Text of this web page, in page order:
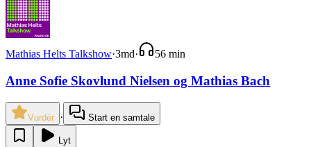
Mathias Helts Talkshow·3md· 56 min
Anne Sofie Skovlund Nielsen og Mathias Bach
Vurdér · Start en samtale
Lyt